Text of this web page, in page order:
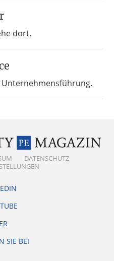
dort.
DATENSCHUTZ
SIE BEI